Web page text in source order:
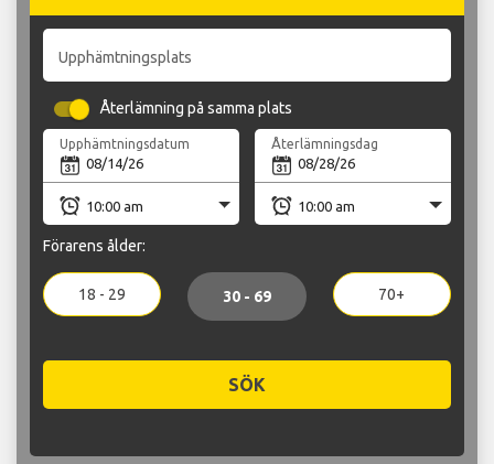
Upphämtningsplats
Återlämning på samma plats
Upphämtningsdatum Återlämningsdag
Förarens ålder:
18 - 29 30 - 69 70+
SÖK